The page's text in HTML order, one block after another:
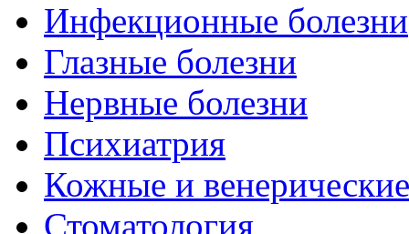
Инфекционные болезни
Глазные болезни
Нервные болезни
Психиатрия
Кожные и
Стоматология